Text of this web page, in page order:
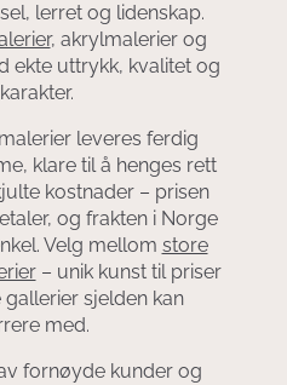
lerret og lidenskap.
, akrylmalerier og
ekte uttrykk, kvalitet og
leveres ferdig
klare til å henges rett
kostnader – prisen
og frakten i Norge
Velg mellom store
– unik kunst til priser
sjelden kan
med.
fornøyde kunder og